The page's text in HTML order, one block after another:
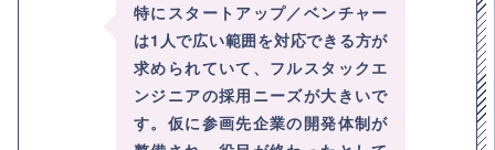
特にスタートアップ／ベンチャー
は1人で広い範囲を対応できる方が
求められていて、フルスタックエ
ンジニアの採用ニーズが大きいで
す。仮に参画先企業の開発体制が